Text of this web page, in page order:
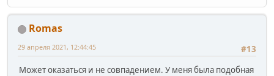
Romas
#13
29 апреля 2021, 12:44:45
Может оказаться и не совпадением. У меня была подобная